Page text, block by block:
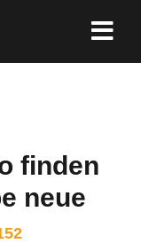
finden
neue